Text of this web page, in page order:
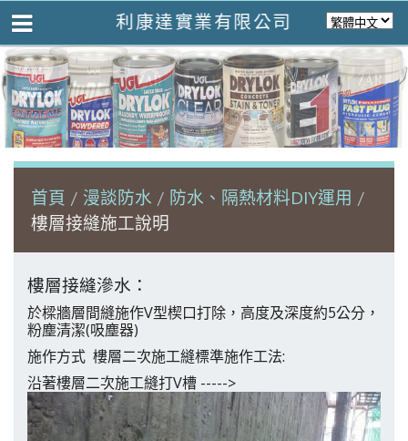
利康達實業有限公司
首頁 漫談防水
防水、隔熱材料DIY運用
樓層接縫施工說明
樓層接縫滲水：
於樑牆層間縫施作V型楔口打除，高度及深度約5公分，
粉塵清潔(吸塵器)
施作方式 樓層二次施工縫標準施作工法:
沿著樓層二次施工縫打V槽 ----->